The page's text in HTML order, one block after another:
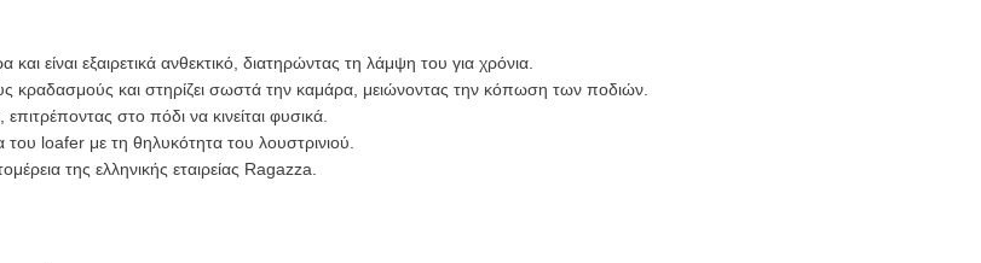
είναι εξαιρετικά ανθεκτικό, διατηρώντας τη λάμψη του για χρόνια.
και στηρίζει σωστά την καμάρα, μειώνοντας την κόπωση των ποδιών.
στο πόδι να κινείται φυσικά.
loafer με τη θηλυκότητα του λουστρινιού.
της ελληνικής εταιρείας Ragazza.